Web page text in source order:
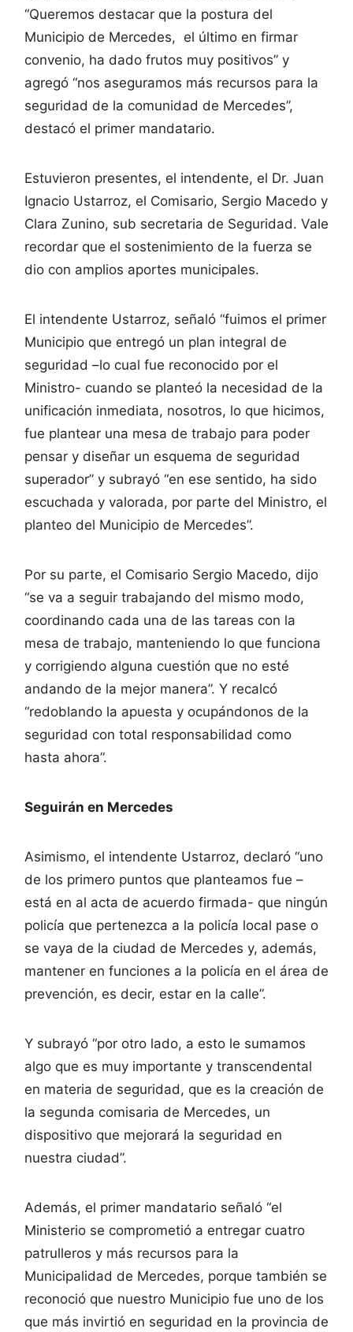
“Queremos destacar que la postura del
Municipio de Mercedes, el último en firmar
convenio, ha dado frutos muy positivos” y
agregó “nos aseguramos más recursos para la
seguridad de la comunidad de Mercedes”,
destacó el primer mandatario.
Estuvieron presentes, el intendente, el Dr. Juan
Ignacio Ustarroz, el Comisario, Sergio Macedo y
Clara Zunino, sub secretaria de Seguridad. Vale
recordar que el sostenimiento de la fuerza se
dio con amplios aportes municipales.
El intendente Ustarroz, señaló “fuimos el primer
Municipio que entregó un plan integral de
seguridad –lo cual fue reconocido por el
Ministro- cuando se planteó la necesidad de la
unificación inmediata, nosotros, lo que hicimos,
fue plantear una mesa de trabajo para poder
pensar y diseñar un esquema de seguridad
superador” y subrayó “en ese sentido, ha sido
escuchada y valorada, por parte del Ministro, el
planteo del Municipio de Mercedes”.
Por su parte, el Comisario Sergio Macedo, dijo
“se va a seguir trabajando del mismo modo,
coordinando cada una de las tareas con la
mesa de trabajo, manteniendo lo que funciona
y corrigiendo alguna cuestión que no esté
andando de la mejor manera”. Y recalcó
“redoblando la apuesta y ocupándonos de la
seguridad con total responsabilidad como
hasta ahora”.
Seguirán en Mercedes
Asimismo, el intendente Ustarroz, declaró “uno
de los primero puntos que planteamos fue –
está en al acta de acuerdo firmada- que ningún
policía que pertenezca a la policía local pase o
se vaya de la ciudad de Mercedes y, además,
mantener en funciones a la policía en el área de
prevención, es decir, estar en la calle”.
Y subrayó “por otro lado, a esto le sumamos
algo que es muy importante y transcendental
en materia de seguridad, que es la creación de
la segunda comisaria de Mercedes, un
dispositivo que mejorará la seguridad en
nuestra ciudad”.
Además, el primer mandatario señaló “el
Ministerio se comprometió a entregar cuatro
patrulleros y más recursos para la
Municipalidad de Mercedes, porque también se
reconoció que nuestro Municipio fue uno de los
que más invirtió en seguridad en la provincia de